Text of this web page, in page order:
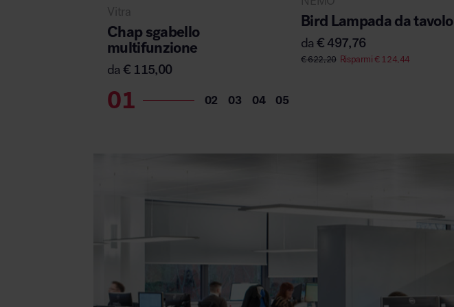
Vitra
Chap sgabello
multifunzione
da€ 115,00
Bird Lampada da tavolo
da€ 497,76
€622,20 Risparmi€124,44